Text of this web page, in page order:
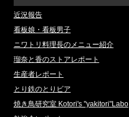
近況報告
看板娘・看板男子
ニワトリ料理長のメニュー紹介
瑠奈と香のストアレポート
生産者レポート
とり鉄のとりビア
焼き鳥研究室 Kotori's "yakitori"Labo